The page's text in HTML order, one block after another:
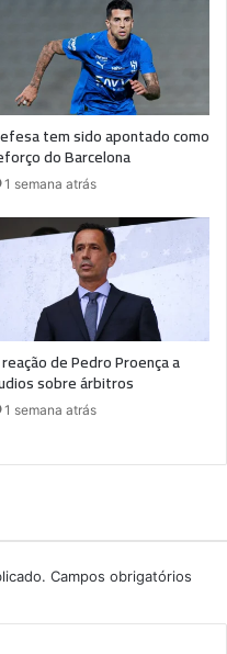
tem sido apontado como
do Barcelona
1 semana atrás
de Pedro Proença a
sobre árbitros
1 semana atrás
Campos obrigatórios